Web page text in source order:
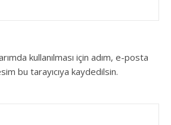
kullanılması için adım, e-posta
bu tarayıcıya kaydedilsin.